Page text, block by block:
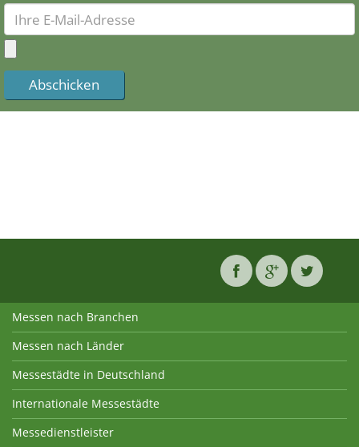
Messen nach Branchen
Messen nach Länder
Messestädte in Deutschland
Internationale Messestädte
Messedienstleister